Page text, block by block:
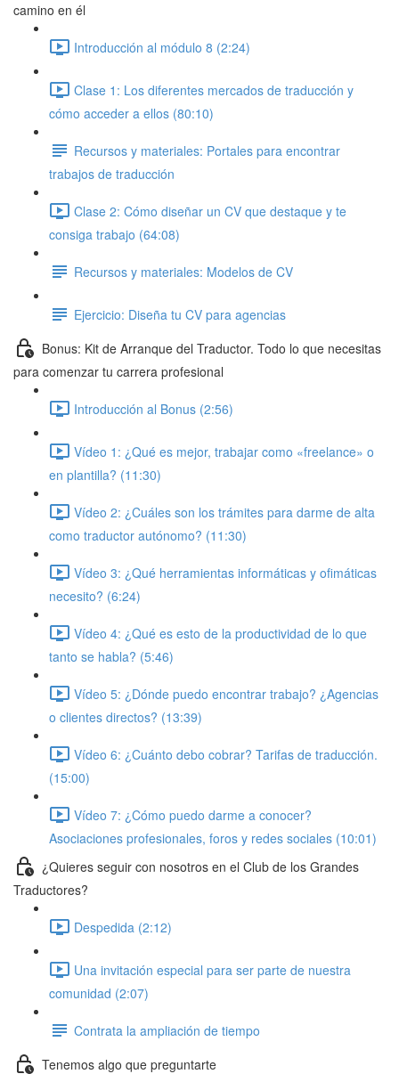
camino en él
Introducción al módulo 8 (2:24)
Clase 1: Los diferentes mercados de traducción y
cómo acceder a ellos (80:10)
Recursos y materiales: Portales para encontrar
trabajos de traducción
Clase 2: Cómo diseñar un CV que destaque y te
consiga trabajo (64:08)
Recursos y materiales: Modelos de CV
Ejercicio: Diseña tu CV para agencias
Bonus: Kit de Arranque del Traductor. Todo lo que necesitas
para comenzar tu carrera profesional
Introducción al Bonus (2:56)
Vídeo 1: ¿Qué es mejor, trabajar como «freelance» o
en plantilla? (11:30)
Vídeo 2: ¿Cuáles son los trámites para darme de alta
como traductor autónomo? (11:30)
Vídeo 3: ¿Qué herramientas informáticas y ofimáticas
necesito? (6:24)
Vídeo 4: ¿Qué es esto de la productividad de lo que
tanto se habla? (5:46)
Vídeo 5: ¿Dónde puedo encontrar trabajo? ¿Agencias
o clientes directos? (13:39)
Vídeo 6: ¿Cuánto debo cobrar? Tarifas de traducción.
(15:00)
Vídeo 7: ¿Cómo puedo darme a conocer?
Asociaciones profesionales, foros y redes sociales (10:01)
¿Quieres seguir con nosotros en el Club de los Grandes
Traductores?
Despedida (2:12)
Una invitación especial para ser parte de nuestra
comunidad (2:07)
Contrata la ampliación de tiempo
Tenemos algo que preguntarte